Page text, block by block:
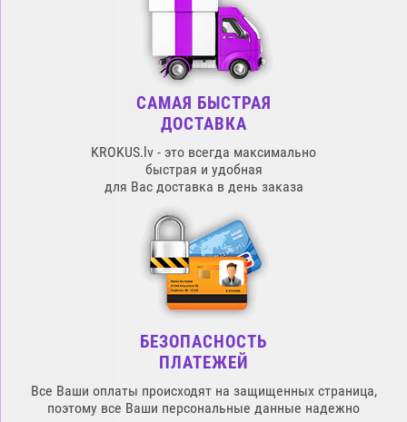
САМАЯ БЫСТРАЯ
ДОСТАВКА
KROKUS.lv - это всегда максимально
быстрая и удобная
для Вас доставка в день заказа
БЕЗОПАСНОСТЬ
ПЛАТЕЖЕЙ
Все Ваши оплаты происходят на защищенных страница,
поэтому все Ваши персональные данные надежно